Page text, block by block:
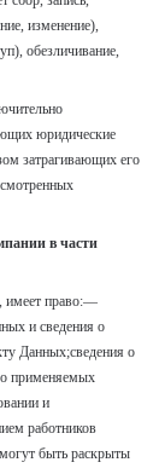
изменение),
обезличивание,
юридические
затрагивающих его
в части
имеет право:—
и сведения о
Данных;сведения о
о применяемых
и
работников
быть раскрыты